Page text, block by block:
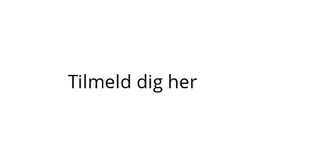
Tilmeld dig her